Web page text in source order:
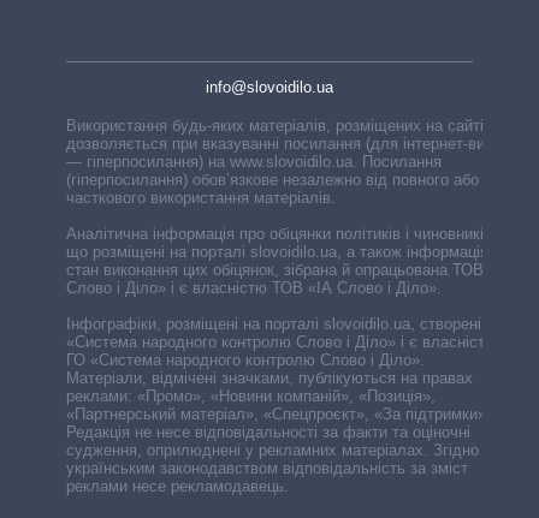
info@slovoidilo.ua
Використання будь-яких матеріалів, розміщених на сайті,
дозволяється при вказуванні посилання (для інтернет-видань
— гіперпосилання) на www.slovoidilo.ua. Посилання
(гіперпосилання) обов’язкове незалежно від повного або
часткового використання матеріалів.
Аналітична інформація про обіцянки політиків і чиновників,
що розміщені на порталі slovoidilo.ua, а також інформація про
стан виконання цих обіцянок, зібрана й опрацьована ТОВ «ІА
Слово і Діло» і є власністю ТОВ «ІА Слово і Діло».
Інфографіки, розміщені на порталі slovoidilo.ua, створені ГО
«Система народного контролю Слово і Діло» і є власністю
ГО «Система народного контролю Слово і Діло».
Матеріали, відмічені значками, публікуються на правах
реклами: «Промо», «Новини компаній», «Позиція»,
«Партнерський матеріал», «Спецпроєкт», «За підтримки».
Редакція не несе відповідальності за факти та оціночні
судження, оприлюднені у рекламних матеріалах. Згідно з
українським законодавством відповідальність за зміст
реклами несе рекламодавець.